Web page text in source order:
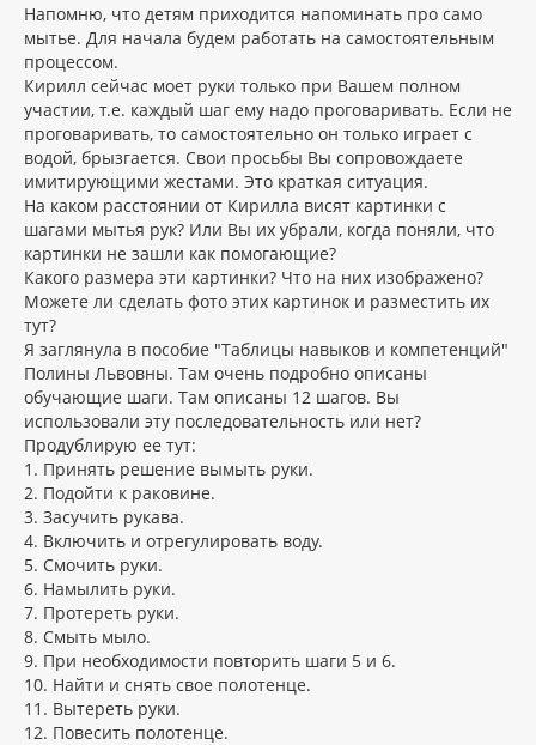
Напомню, что детям приходится напоминать про само
мытье. Для начала будем работать на самостоятельным
процессом.
Кирилл сейчас моет руки только при Вашем полном
участии, т.е. каждый шаг ему надо проговаривать. Если не
проговаривать, то самостоятельно он только играет с
водой, брызгается. Свои просьбы Вы сопровождаете
имитирующими жестами. Это краткая ситуация.
На каком расстоянии от Кирилла висят картинки с
шагами мытья рук? Или Вы их убрали, когда поняли, что
картинки не зашли как помогающие?
Какого размера эти картинки? Что на них изображено?
Можете ли сделать фото этих картинок и разместить их
тут?
Я заглянула в пособие "Таблицы навыков и компетенций"
Полины Львовны. Там очень подробно описаны
обучающие шаги. Там описаны 12 шагов. Вы
использовали эту последовательность или нет?
Продублирую ее тут:
1. Принять решение вымыть руки.
2. Подойти к раковине.
3. Засучить рукава.
4. Включить и отрегулировать воду.
5. Смочить руки.
6. Намылить руки.
7. Протереть руки.
8. Смыть мыло.
9. При необходимости повторить шаги 5 и 6.
10. Найти и снять свое полотенце.
11. Вытереть руки.
12. Повесить полотенце.